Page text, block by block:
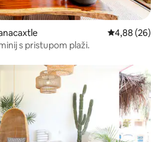
Prosječna
4,88 (26)
s pristupom plaži.
s oznakom „Odabrali gosti”